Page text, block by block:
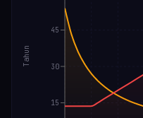
15
30
45
Tahun